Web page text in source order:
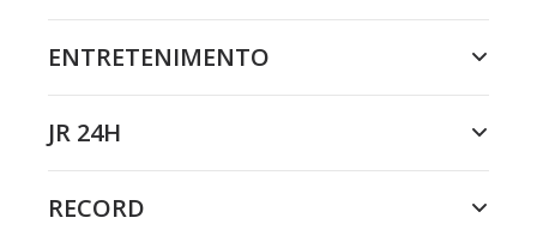
ENTRETENIMENTO
JR 24H
RECORD